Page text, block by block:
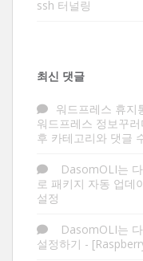
ssh 터널링
최신 댓글
워드프레스 휴지
워드프레스 정보꾸러
후 카테고리와 댓글
DasomOLI는
로 패키지 자동 업데
설정
DasomOLI는
설정하기 -